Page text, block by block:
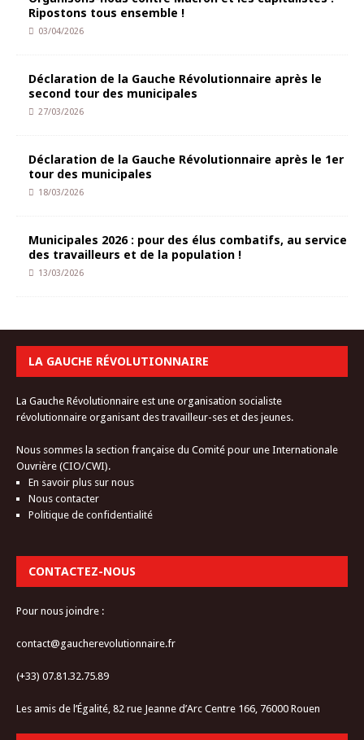
Ripostons tous ensemble !
03/04/2026
Déclaration de la Gauche Révolutionnaire après le
second tour des municipales
27/03/2026
Déclaration de la Gauche Révolutionnaire après le 1er
tour des municipales
18/03/2026
Municipales 2026 : pour des élus combatifs, au service
des travailleurs et de la population !
13/03/2026
LA GAUCHE RÉVOLUTIONNAIRE
La Gauche Révolutionnaire est une organisation socialiste
révolutionnaire organisant des travailleur-ses et des jeunes.
Nous sommes la section française du Comité pour une Internationale
Ouvrière (CIO/CWI).
En savoir plus sur nous
Nous contacter
Politique de confidentialité
CONTACTEZ-NOUS
Pour nous joindre :
contact@gaucherevolutionnaire.fr
(+33) 07.81.32.75.89
Les amis de l’Égalité, 82 rue Jeanne d’Arc Centre 166, 76000 Rouen